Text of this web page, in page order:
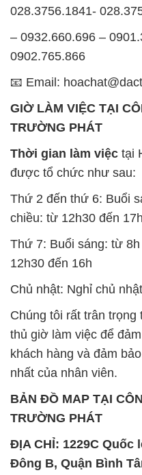
028.3756.1841-
– 0932.660.696 –
0902.765.866
📧 Email:
GIỜ LÀM VIỆC TẠI
TRƯỜNG PHÁT
Thời gian làm việc tại
được tổ chức như sau:
Thứ 2 đến thứ 6: Buổi
chiều: từ 12h30 đến 17h
Thứ 7: Buổi sáng: từ
12h30 đến 16h
Chủ nhật: Nghỉ chủ
Chúng tôi rất trân
thủ giờ làm việc để
khách hàng và đảm
nhất của nhân viên.
BẢN ĐỒ MAP TẠI
TRƯỜNG PHÁT
ĐỊA CHỈ: 1229C Quốc
Đông B, Quận Bình